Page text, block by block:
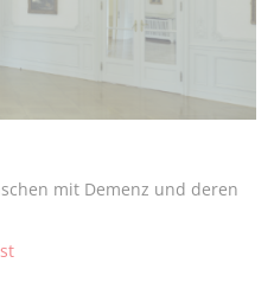
mit Demenz und deren